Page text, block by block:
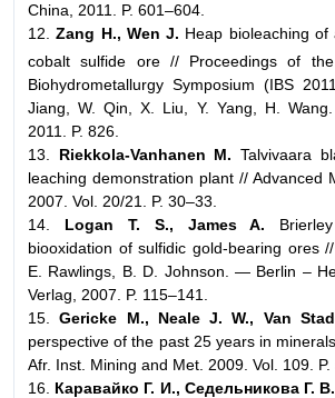
China, 2011. P. 601–604.
12.Zang H., Wen J. Heap bioleaching
cobalt sulfide ore // Proceedings of
Biohydrometallurgy Symposium (IBS
Jiang, W. Qin, X. Liu, Y. Yang, H. Wang.
2011. P. 826.
13. Riekkola-Vanhanen M. Talvivaara
leaching demonstration plant // Advanced
2007. Vol. 20/21. P. 30–33.
14.
Logan T. S., James A.
biooxidation of sulfidic gold-bearing ores
E. Rawlings, B. D. Johnson. — Berlin –
Verlag, 2007. P. 115–141.
15.Gericke M., Neale J. W., Van
perspective of the past 25 years in
Afr. Inst. Mining and Met. 2009. Vol. 109. P.
16. Каравайко Г. И., Седельникова Г.